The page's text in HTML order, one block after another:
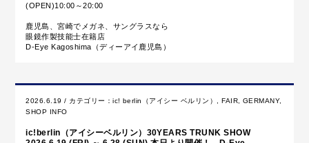
(OPEN)10:00～20:00
鹿児島、宮崎でメガネ、サングラスなら
眼鏡作製技能士在籍店
D-Eye Kagoshima（ディーアイ鹿児島）
2026.6.19 / カテゴリー：ic! berlin（アイシー ベルリン） ,FAIR GERMANY,
SHOP INFO
ic!berlin（アイシーベルリン）30YEARS TRUNK SHOW